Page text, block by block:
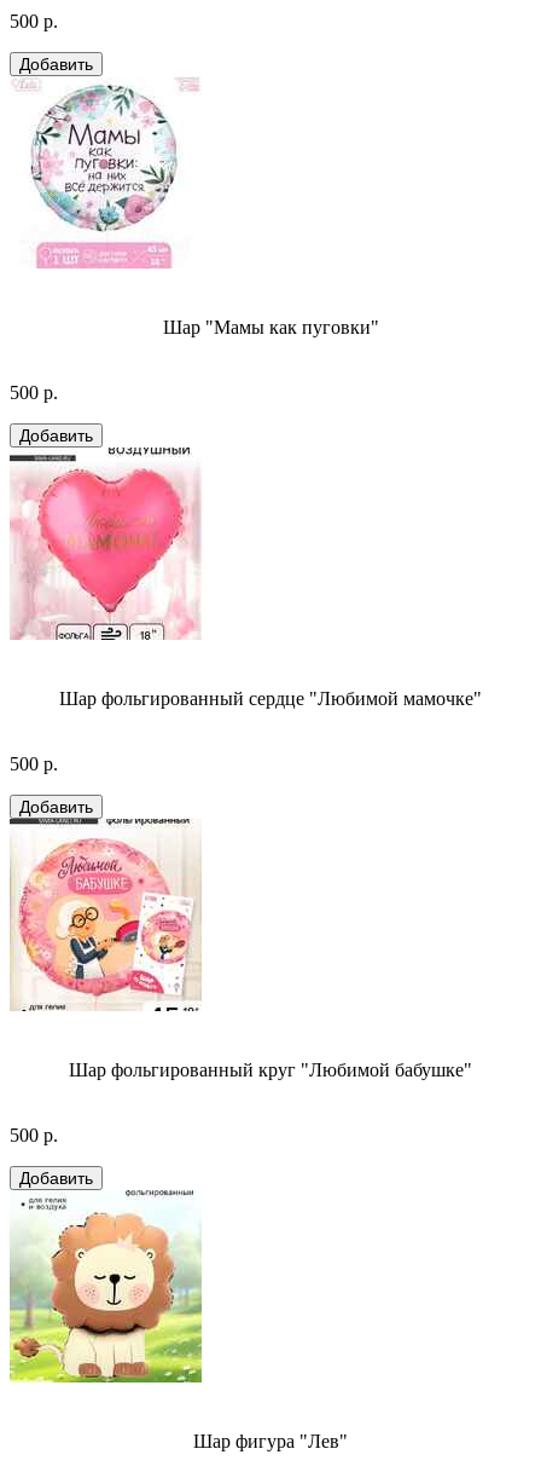
500 р.
Шар "Мамы как пуговки"
500 р.
Шар фольгированный сердце "Любимой мамочке"
500 р.
Шар фольгированный круг "Любимой бабушке"
500 р.
Шар фигура "Лев"